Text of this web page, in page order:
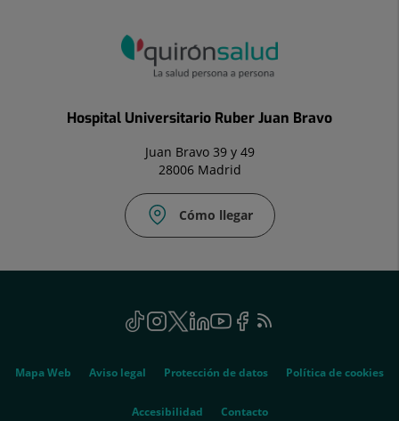
Hospital Universitario Ruber Juan Bravo
Juan Bravo 39 y 49
28006 Madrid
Cómo llegar
TikTok
Este
enlace
abrirá
una
Instagram
Este
enlace
abrirá
una
Twitter
Enlace
a
aplicación
Linkedin
Este
enlace
abrirá
una
Youtube
Este
enlace
abrirá
una
Facebook
Enlace
aplicación
Feed
Este
abrirá
una
Mapa Web Aviso legal Protección de datos Política de cookies
Accesibilidad Contacto